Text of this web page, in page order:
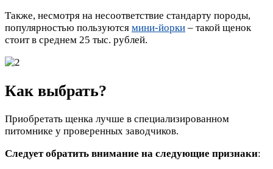
Также, несмотря на несоответствие стандарту породы,
популярностью пользуются мини-йорки – такой щенок
стоит в среднем 25 тыс. рублей.
Как выбрать?
Приобретать щенка лучше в специализированном
питомнике у проверенных заводчиков.
Следует обратить внимание на следующие признаки: